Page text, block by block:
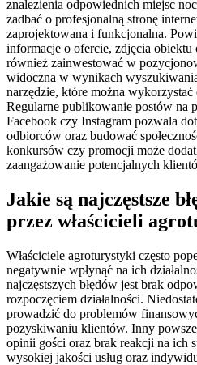
znalezienia odpowiednich miejsc
zadbać o profesjonalną stronę
zaprojektowana i funkcjonalna.
informacje o ofercie, zdjęcia
również zainwestować w
widoczna w wynikach
narzędzie, które można
Regularne publikowanie postów na
Facebook czy Instagram pozwala
odbiorców oraz budować
konkursów czy promocji może
zaangażowanie potencjalnych
Jakie są najczęstsze
przez właścicieli
Właściciele agroturystyki często
negatywnie wpłynąć na ich
najczęstszych błędów jest brak
rozpoczęciem działalności.
prowadzić do problemów
pozyskiwaniu klientów. Inny
opinii gości oraz brak reakcji na ich
wysokiej jakości usług oraz